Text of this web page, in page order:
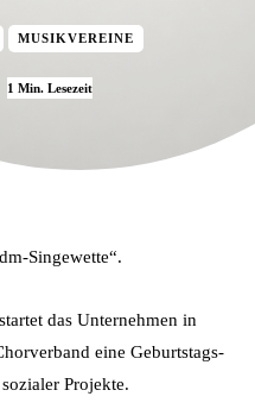
MUSIKVEREINE
1 Min. Lesezeit
Singewette“.
das Unternehmen in
eine Geburtstags-
Projekte.